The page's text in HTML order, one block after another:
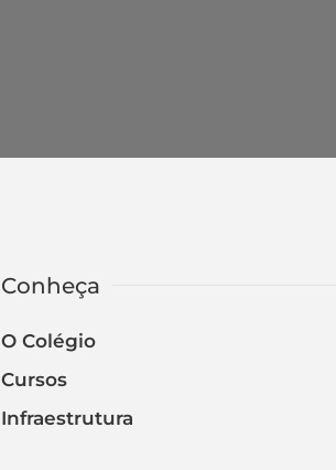
Conheça
O Colégio
Cursos
Infraestrutura